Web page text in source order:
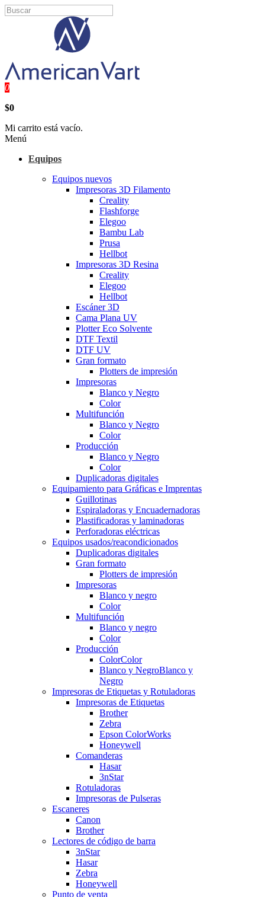
0
$0
Mi carrito está vacío.
Menú
Equipos
Equipos nuevos
Impresoras 3D Filamento
Creality
Flashforge
Elegoo
Bambu Lab
Prusa
Hellbot
Impresoras 3D Resina
Creality
Elegoo
Hellbot
Escáner 3D
Cama Plana UV
Plotter Eco Solvente
DTF Textil
DTF UV
Gran formato
Plotters de impresión
Impresoras
Blanco y Negro
Color
Multifunción
Blanco y Negro
Color
Producción
Blanco y Negro
Color
Duplicadoras digitales
Equipamiento para Gráficas e Imprentas
Guillotinas
Espiraladoras y Encuadernadoras
Plastificadoras y laminadoras
Perforadoras eléctricas
Equipos usados/reacondicionados
Duplicadoras digitales
Gran formato
Plotters de impresión
Impresoras
Blanco y negro
Color
Multifunción
Blanco y negro
Color
Producción
ColorColor
Blanco y NegroBlanco y
Negro
Impresoras de Etiquetas y Rotuladoras
Impresoras de Etiquetas
Brother
Zebra
Epson ColorWorks
Honeywell
Comanderas
Hasar
3nStar
Rotuladoras
Impresoras de Pulseras
Escaneres
Canon
Brother
Lectores de código de barra
3nStar
Hasar
Zebra
Honeywell
Punto de venta